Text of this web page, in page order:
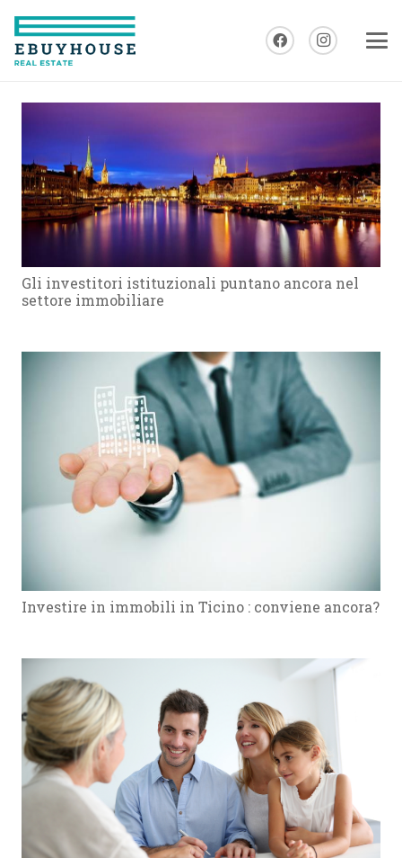
Gli investitori istituzionali puntano ancora nel
settore immobiliare
Investire in immobili in Ticino : conviene ancora?